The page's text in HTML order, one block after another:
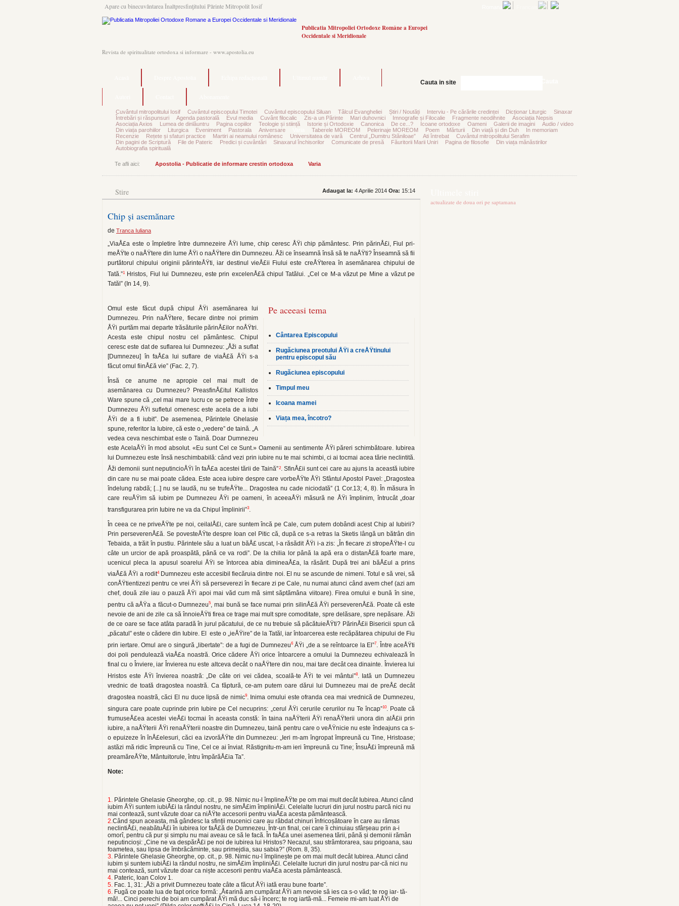
Apare cu binecuvântarea Înaltpresfinţitului Părinte Mitropolit Iosif
Publicatia Mitropoliei Ortodoxe Române a Europei
Occidentale si Meridionale
Revista de spiritualitate ortodoxa si informare - www.apostolia.eu
Cauta in site
Cuvântul mitropolitului Iosif Cuvântul episcopului Timotei Cuvântul episcopului Siluan Tâlcul Evangheliei Știri / Noutăți Interviu - Pe cărările credinței Dicționar Liturgic
Sinaxar
Întrebări și răspunsuri
Agenda pastorală Evul media Cuvânt filocalic Zis-a un Părinte Mari duhovnici Imnografie și Filocalie Fragmente neodihnite
Asociația Nepsis
Asociația Axios
Lumea de dinlăuntru Pagina copiilor Teologie și stiință Istorie și Ortodoxie Canonica De ce...? Icoane ortodoxe Oameni Galerii de imagini
Audio / video
Din viața parohiilor
Liturgica Eveniment Pastorala Aniversare Taberele MOREOM Pelerinaje MOREOM Poem Mărturii Din viață și din Duh
In memoriam
Recenzie
Rețete și sfaturi practice Martiri ai neamului românesc Universitatea de vară Centrul „Dumitru Stăniloae” Ati întrebat
Cuvântul mitropolitului Serafim
Din pagini de Scriptură
File de Pateric Predici și cuvântări Sinaxarul închisorilor Comunicate de presă Făuritorii Marii Uniri Pagina de filosofie
Din viața mănăstirilor
Autobiografia spirituală
Te afli aici: Apostolia - Publicatie de informare crestin ortodoxa Varia
Stire Adaugat la: 4 Aprilie 2014 Ora: 15:14
Chip și asemănare
de Tranca Iuliana
„ViaÅ£a este o împletire între dumnezeire ÅŸi lume, chip ceresc ÅŸi chip pământesc. Prin părinÅ£i, Fiul pri­
meÅŸte o naÅŸtere din lume ÅŸi o naÅŸtere din Dumnezeu. Åži ce în­seamnă însă să te naÅŸti? Înseamnă să fii
purtătorul chipului originii părinteÅŸti, iar destinul vieÅ£ii Fiului este creÅŸterea în asemănarea chipului de
Tată.”1 Hristos, Fiul lui Dumnezeu, este prin excelenÅ£ă chipul Tatălui. „Cel ce M-a văzut pe Mine a văzut pe
Tatăl” (In 14, 9).
Pe aceeasi tema
Cântarea Episcopului
Rugăciunea preotului ÅŸi a creÅŸtinului
pentru episcopul său
Rugăciunea episcopului
Timpul meu
Icoana mamei
Viața mea, încotro?
Omul este făcut după chipul ÅŸi asemănarea lui
Dumnezeu. Prin naÅŸtere, fiecare dintre noi primim
ÅŸi purtăm mai departe trăsăturile părinÅ£ilor noÅŸtri.
Acesta este chi­pul nostru cel pământesc. Chipul
ceresc este dat de suflarea lui Dumnezeu: „Åži a suflat
[Dumnezeu] în faÅ£a lui suflare de viaÅ£ă ÅŸi s-a
făcut omul fiinÅ£ă vie” (Fac. 2, 7).
Însă ce anume ne apropie cel mai mult de
asemănarea cu Dumnezeu? PreasfinÅ£itul Kallistos
Ware spune că „cel mai mare lucru ce se petrece între
Dumnezeu ÅŸi sufletul omenesc este acela de a iubi
ÅŸi de a fi iubit”. De asemenea, Părintele Ghelasie
spune, referitor la Iubire, că este o „vedere” de taină. „A
vedea ceva neschimbat este o Taină. Doar Dumnezeu
este AcelaÅŸi în mod absolut. «Eu sunt Cel ce Sunt.» Oamenii au sentimente ÅŸi păreri schimbătoare. Iubirea
lui Dumnezeu este însă neschimbabilă: când vezi prin iubire nu te mai schimbi, ci ai tocmai acea tărie neclintită.
Åži demonii sunt neputincioÅŸi în faÅ£a acestei tării de Taină”2. SfinÅ£ii sunt cei care au ajuns la această iubire
din care nu se mai poate cădea. Este acea iubire despre care vorbeÅŸte ÅŸi Sfântul Apostol Pavel: „Dragostea
îndelung rabdă; [...] nu se laudă, nu se trufeÅŸte... Dragostea nu cade niciodată” (1 Cor.13; 4, 8). În măsura în
care reuÅŸim să iubim pe Dumnezeu ÅŸi pe oameni, în aceeaÅŸi măsură ne ÅŸi împlinim, întrucât „doar
transfigurarea prin Iubire ne va da Chipul împlinirii”3
În ceea ce ne priveÅŸte pe noi, ceilalÅ£i, care suntem încă pe Cale, cum putem dobân­di acest Chip al Iubirii?
Prin perseverenÅ£ă. Se povesteÅŸte despre Ioan cel Pitic că, după ce s-a retras la Sketis lângă un bătrân din
Tebaida, a trăit în pustiu. Părintele său a luat un băÅ£ uscat, l-a răsădit ÅŸi i-a zis: „În fiecare zi stropeÅŸte-l cu
câte un urcior de apă proas­pătă, până ce va rodi”. De la chilia lor până la apă era o distanÅ£ă foarte mare,
ucenicul pleca la apusul soarelui ÅŸi se întorcea abia dimineaÅ£a, la răsărit. După trei ani băÅ£ul a prins
viaÅ£ă ÅŸi a rodit4Dumnezeu este accesibil fiecăruia dintre noi. El nu se ascunde de nimeni. Totul e să vrei, să
conÅŸtientizezi pentru ce vrei ÅŸi să perseverezi în fiecare zi pe Cale, nu numai atunci când avem chef (azi am
chef, două zile iau o pauză ÅŸi apoi mai văd cum mă simt săptămâna viitoare). Firea omului e bună în sine,
pentru că aÅŸa a făcut-o Dumnezeu5, mai bună se face numai prin silinÅ£ă ÅŸi perseverenÅ£ă. Poate că este
nevoie de ani de zile ca să înnoieÅŸti firea ce trage mai mult spre comoditate, spre delăsare, spre nepăsare. Åži
de ce oare se face atâta paradă în jurul păcatului, de ce nu trebuie să păcătuieÅŸti? PărinÅ£ii Bisericii spun că
„păcatul” este o cădere din Iubire. El este o „ieÅŸire” de la Tatăl, iar întoarcerea este recăpătarea chipului de Fiu
prin iertare. Omul are o singură „libertate”: de a fugi de Dumnezeu6ÅŸi „de a se reîntoarce la El”7. Între aceÅŸti
doi poli pendulează viaÅ£a noastră. Orice cădere ÅŸi orice întoarcere a omu­lui la Dumnezeu echivalează în
final cu o Înviere, iar Învierea nu este altceva decât o naÅŸtere din nou, mai tare decât cea dinainte. Învierea lui
Hristos este ÅŸi învierea noas­tră: „De câte ori vei cădea, scoală-te ÅŸi te vei mântui”8. Iată un Dumnezeu
vrednic de toată dragostea noastră. Ca făptură, ce-am putem oare dărui lui Dumnezeu mai de preÅ£ decât
dragostea noastră, căci El nu duce lipsă de nimic9. Inima omului este ofran­da cea mai vrednică de Dumnezeu,
singura care poate cuprinde prin Iubire pe Cel ne­cuprins: „cerul ÅŸi cerurile cerurilor nu Te încap”10. Poate că
frumuseÅ£ea acestei vieÅ£i tocmai în aceasta constă: în taina naÅŸterii ÅŸi renaÅŸterii unora din alÅ£ii prin
iubire, a naÅŸ­terii ÅŸi renaÅŸterii noastre din Dumnezeu, taină pentru care o veÅŸnicie nu este îndea­juns ca s-
o epuizeze în înÅ£elesuri, căci ea izvorăÅŸte din Dumnezeu: „Ieri m-am îngro­pat împreună cu Tine, Hristoase;
astăzi mă ridic împreună cu Tine, Cel ce ai înviat. Răstignitu-m-am ieri împreună cu Tine; ÎnsuÅ£i împreună mă
preamăreÅŸte, Mântuitorule, întru împărăÅ£ia Ta”.
Note:
1. Părintele Ghelasie Gheorghe, op. cit., p. 98. Nimic nu-l împlineÅŸte pe om mai mult decât Iubirea. Atunci când
iubim ÅŸi suntem iubiÅ£i la rândul nostru, ne simÅ£im împliniÅ£i. Celelalte lucruri din jurul nostru par­că nici nu
mai contează, sunt văzute doar ca niÅŸte accesorii pentru viaÅ£a acesta pământească.
2.Când spun aceasta, mă gândesc la sfinții mucenici care au răbdat chinuri înfricoșătoare în care au rămas
neclintiÅ£i, neabătuÅ£i în iubirea lor faÅ£ă de Dumnezeu. Într-un final, cei care îi chinuiau sfârșeau prin a-i
omorî, pentru că pur și simplu nu mai aveau ce să le facă. În faÅ£a unei asemenea tării, până și demonii rămân
neputincioși: „Cine ne va despărÅ£i pe noi de iubirea lui Hristos? Necazul, sau strâmtorarea, sau prigoana, sau
foametea, sau lipsa de îmbrăcăminte, sau primejdia, sau sabia?” (Rom. 8, 35).
3. Părintele Ghelasie Gheorghe, op. cit., p. 98. Nimic nu-l împlinește pe om mai mult decât Iubirea. Atunci când
iubim și suntem iubiÅ£i la rândul nostru, ne simÅ£im împliniÅ£i. Celelalte lucruri din jurul nostru par-că nici nu
mai contează, sunt văzute doar ca niște accesorii pentru viaÅ£a acesta pământească.
4. Pateric, Ioan Colov 1.
5. Fac. 1, 31: „Åži a privit Dumnezeu toate câte a făcut ÅŸi iată erau bune foarte”.
6. Fugă ce poate lua de fapt orice formă: „Å¢arină am cumpărat ÅŸi am nevoie să ies ca s-o văd; te rog iar- tă-
mă!... Cinci perechi de boi am cumpărat ÅŸi mă duc să-i încerc; te rog iartă-mă... Femeie mi-am luat ÅŸi de
actualizate de doua ori pe saptamana